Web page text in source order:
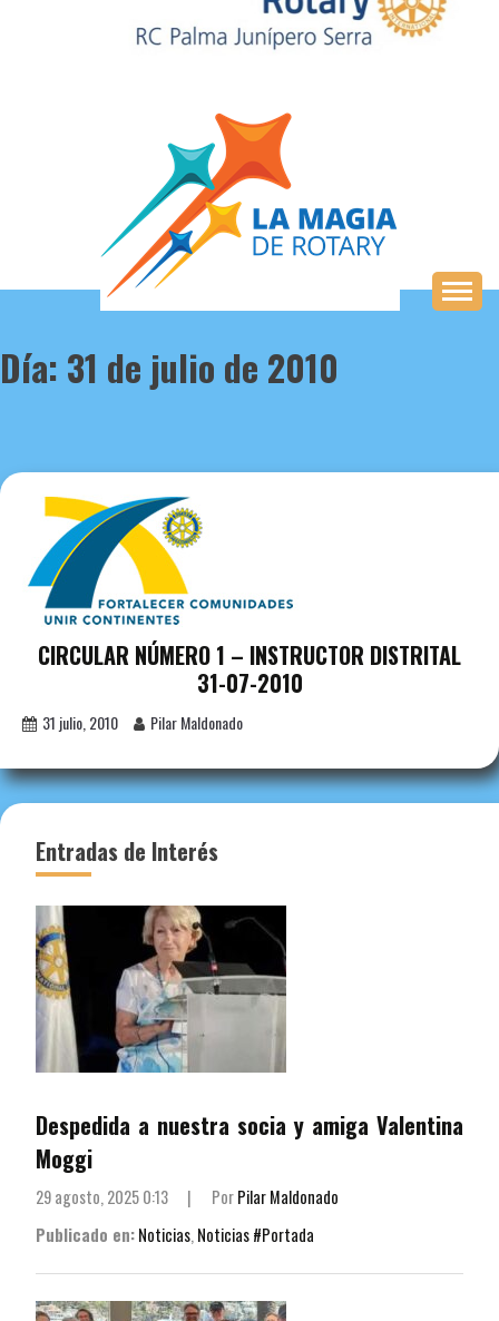
Día: 31 de julio de 2010
CIRCULAR NÚMERO 1 – INSTRUCTOR DISTRITAL
31-07-2010
31 julio, 2010 Pilar Maldonado
Entradas de Interés
Despedida a nuestra socia y amiga Valentina
Moggi
29 agosto, 2025 0:13 | PorPilar Maldonado
Publicado en:Noticias,Noticias #Portada